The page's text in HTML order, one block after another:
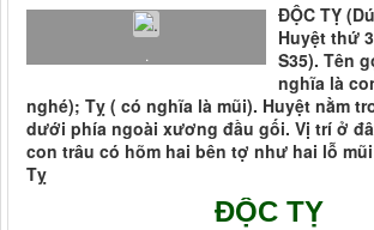
.
ĐỘC TỴ
Huyệt thứ
S35). Tên
nghĩa là
nghé); Tỵ ( có nghĩa là mũi). Huyệt nằm
dưới phía ngoài xương đầu gối. Vị trí ở
con trâu có hõm hai bên tợ như hai lỗ
Tỵ
ĐỘC TỴ